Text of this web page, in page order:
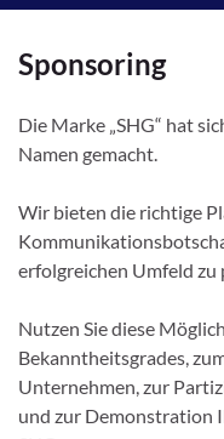
Sponsoring
Die Marke „SHG“ hat
Namen gemacht.
Wir bieten die richtige
erfolgreichen Umfeld
Nutzen Sie diese
Bekanntheitsgrades,
Unternehmen, zur
und zur Demonstration